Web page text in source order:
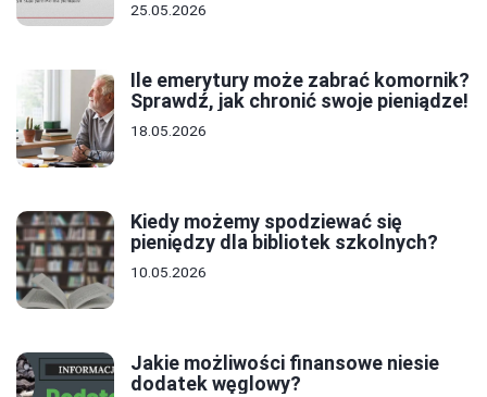
25.05.2026
Ile emerytury może zabrać komornik?
Sprawdź, jak chronić swoje pieniądze!
18.05.2026
Kiedy możemy spodziewać się
pieniędzy dla bibliotek szkolnych?
10.05.2026
Jakie możliwości finansowe niesie
dodatek węglowy?